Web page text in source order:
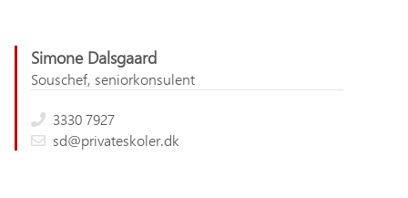
Simone Dalsgaard
Souschef, seniorkonsulent
3330 7927
sd@privateskoler.dk